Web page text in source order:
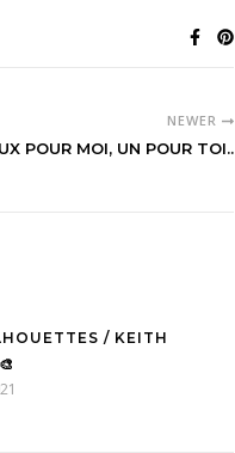
NEWER
POUR MOI, UN POUR TOI..
/ KEITH